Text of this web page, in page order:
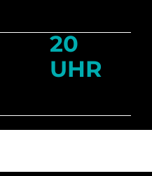
20
UHR